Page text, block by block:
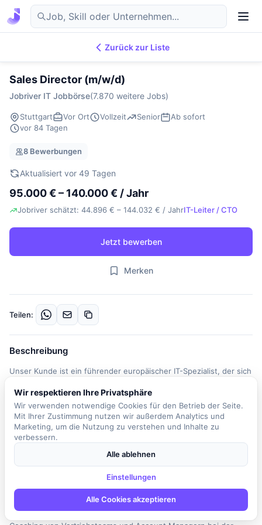
DE
Zurück zur Liste
Sales Director (m/w/d)
Jobriver IT Jobbörse(7.870 weitere Jobs)
Stuttgart Vor Ort Vollzeit Senior
Ab sofort
vor 84 Tagen
8 Bewerbungen
Aktualisiert vor 49 Tagen
95.000 € – 140.000 € / Jahr
Jobriver schätzt: 44.896 € – 144.032 € / JahrIT-Leiter / CTO
Jetzt bewerben
Merken
Teilen:
Beschreibung
Unser Kunde ist ein führender europäischer IT-Spezialist, der sich
konzentriert. Das Unternehmen trägt aktiv zu einem sicheren und
zuverlässigen digitalen Fundament bei und ermöglicht eine
sichere digitale Transformation. In dieser Schlüsselposition als
Sales Director sind Sie für die Leitung und Weiterentwicklung der
lokalen Vertriebsorganisation verantwortlich. Sie steuern
Verantwortung für Key Accounts, einschließlich der Koordination
von Ausschreibungen, Angeboten und Vertragsverhandlungen.
Ihre Aufgaben umfassen die Erstellung und Steuerung
kommerzieller Angebote sowie die Unterstützung und das
Wir respektieren Ihre Privatsphäre
Wir verwenden notwendige Cookies für den Betrieb der Seite.
Mit Ihrer Zustimmung nutzen wir außerdem Analytics und
Marketing, um die Nutzung zu verstehen und Inhalte zu
verbessern.
Alle ablehnen
Einstellungen
Alle Cookies akzeptieren